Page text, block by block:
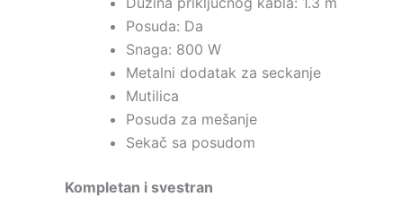
Posuda: Da
Snaga: 800 W
Metalni dodatak za seckanje
Mutilica
Posuda za mešanje
Sekač sa posudom
Kompletan i svestran